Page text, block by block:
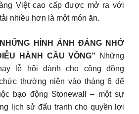
Việt cao cấp được mở ra với
nhiều hơn là một món ăn.
HÌNH ẢNH ĐÁNG NHỚ
HÀNH CẦU VỒNG” Những
lễ hội dành cho cộng đồng
thường niên vào tháng 6 để
bạo động Stonewall – một sự
lịch sử đấu tranh cho quyền lợi